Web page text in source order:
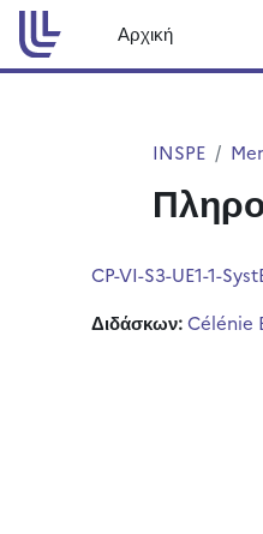
Μετάβαση στο κεντρικό
Αρχική
INSPE
CP-VI-S3-UE1-1-
Διδάσκων:Célénie